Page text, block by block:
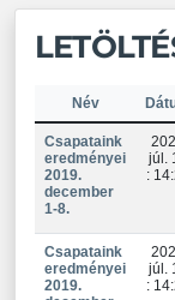
Név
Csapataink
eredményei
2019.
december
1-8.
júl.
:
Csapataink
eredményei
2019.
júl.
: